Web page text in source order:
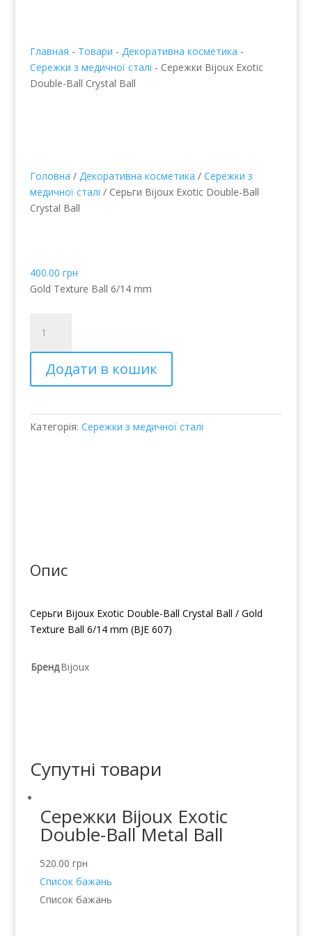
Главная - Товари - Декоративна косметика -
Сережки з медичної сталі - Сережки Bijoux Exotic
Double-Ball Crystal Ball
Головна / Декоративна косметика / Сережки з
медичної сталі / Серьги Bijoux Exotic Double-Ball
Crystal Ball
400.00 грн
Gold Texture Ball 6/14 mm
Bijoux
Exotic
Double-
Ball
Ball
кількість
Додати в кошик
Категорія: Сережки з медичної сталі
Опис
Серьги Bijoux Exotic Double-Ball Crystal Ball / Gold
Texture Ball 6/14 mm (BJE 607)
БрендBijoux
Супутні товари
Сережки Bijoux Exotic
Double-Ball Metal Ball
520.00 грн
Список бажань
Список бажань